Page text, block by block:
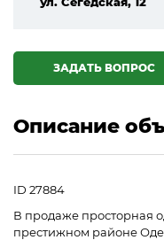
ЗАДАТЬ ВОПРОС
Описание
ID 27884
В продаже просторная
престижном районе